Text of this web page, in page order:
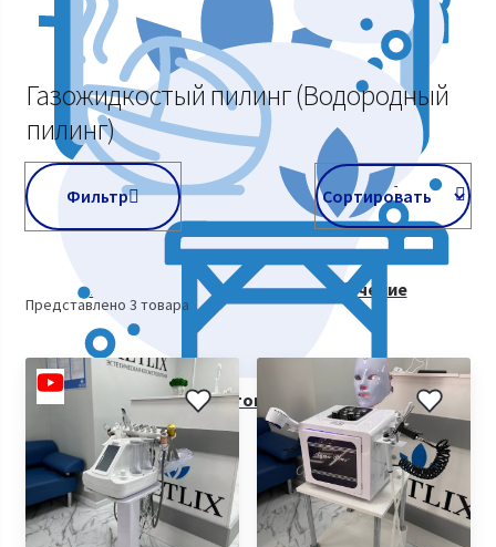
Аппараты мышечной стимуляции
Косметологическое оборудование
Курсы косметологии. Видеообучение
Все товары
Газожидкостый пилинг (Водородный
пилинг)
Фильтр
Представлено 3 товара